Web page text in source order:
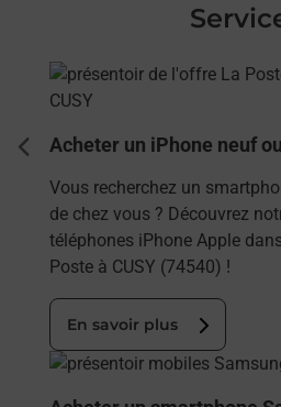
En savoir plus
Acheter un iPhone neuf
Vous recherchez un
de chez vous ? Découvrez
téléphones iPhone Apple
Poste à CUSY (74540) !
En savoir plus
En savoir plus